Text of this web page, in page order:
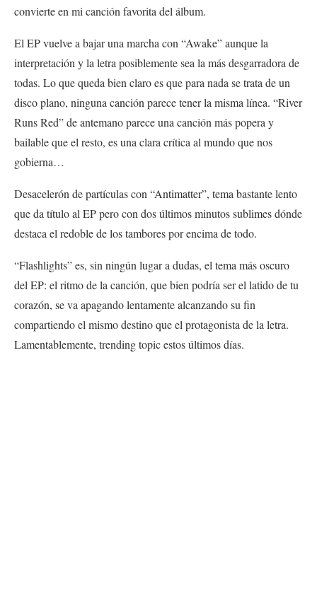
convierte en mi canción favorita del álbum.
El EP vuelve a bajar una marcha con “Awake” aunque la
interpretación y la letra posiblemente sea la más desgarradora de
todas. Lo que queda bien claro es que para nada se trata de un
disco plano, ninguna canción parece tener la misma línea. “River
Runs Red” de antemano parece una canción más popera y
bailable que el resto, es una clara crítica al mundo que nos
gobierna…
Desacelerón de partículas con “Antimatter”, tema bastante lento
que da título al EP pero con dos últimos minutos sublimes dónde
destaca el redoble de los tambores por encima de todo.
“Flashlights” es, sin ningún lugar a dudas, el tema más oscuro
del EP: el ritmo de la canción, que bien podría ser el latido de tu
corazón, se va apagando lentamente alcanzando su fin
compartiendo el mismo destino que el protagonista de la letra.
Lamentablemente, trending topic estos últimos días.